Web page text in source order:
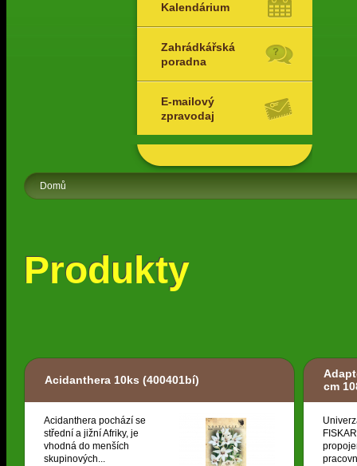
Kalendárium
Zahrádkářská
poradna
E-mailový
zpravodaj
Domů
Produkty
Acidanthera 10ks (400401bí)
Acidanthera pochází se
střední a jižní Afriky, je
vhodná do menších
skupinových...
cm